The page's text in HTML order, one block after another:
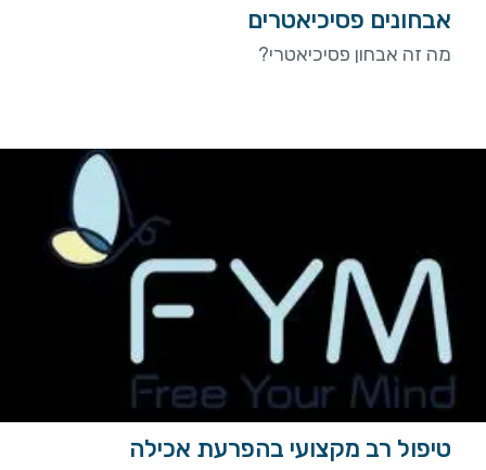
אבחונים פסיכיאטרים
מה זה אבחון פסיכיאטרי?
טיפול רב מקצועי בהפרעת אכילה